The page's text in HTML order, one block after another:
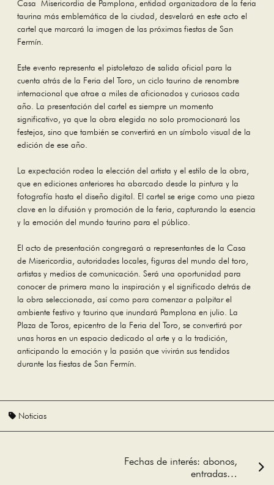
Casa Misericordia de Pamplona, entidad organizadora de la feria
taurina más emblemática de la ciudad, desvelará en este acto el
cartel que marcará la imagen de las próximas fiestas de San
Fermín.
Este evento representa el pistoletazo de salida oficial para la
cuenta atrás de la Feria del Toro, un ciclo taurino de renombre
internacional que atrae a miles de aficionados y curiosos cada
año. La presentación del cartel es siempre un momento
significativo, ya que la obra elegida no solo promocionará los
festejos, sino que también se convertirá en un símbolo visual de la
edición de ese año.
La expectación rodea la elección del artista y el estilo de la obra,
que en ediciones anteriores ha abarcado desde la pintura y la
fotografía hasta el diseño digital. El cartel se erige como una pieza
clave en la difusión y promoción de la feria, capturando la esencia
y la emoción del mundo taurino para el público.
El acto de presentación congregará a representantes de la Casa
de Misericordia, autoridades locales, figuras del mundo del toro,
artistas y medios de comunicación. Será una oportunidad para
conocer de primera mano la inspiración y el significado detrás de
la obra seleccionada, así como para comenzar a palpitar el
ambiente festivo y taurino que inundará Pamplona en julio. La
Plaza de Toros, epicentro de la Feria del Toro, se convertirá por
unas horas en un espacio dedicado al arte y a la tradición,
anticipando la emoción y la pasión que vivirán sus tendidos
durante las fiestas de San Fermín.
Noticias
NavegaciónFechas de interés: abonos,
entradas…